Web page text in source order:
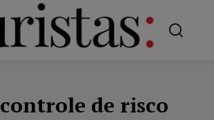
controle de risco